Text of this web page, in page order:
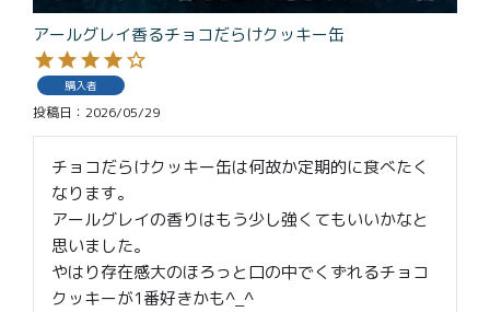
価格別
¥6,000〜
〜¥1,999
¥4,000〜¥5,999
TOP
読みもの
商品
アールグレイ香るチョコだらけクッキー缶
購入者
投稿日 2026/05/29
チョコだらけクッキー缶は何故か定期的に食べたく
なります。
アールグレイの香りはもう少し強くてもいいかなと
思いました。
やはり存在感大のほろっと口の中でくずれるチョコ
クッキーが1番好きかも^_^